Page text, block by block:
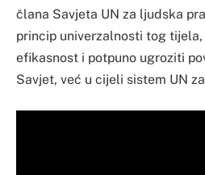
člana Savjeta UN za ljudska
princip univerzalnosti tog
efikasnost i potpuno ugroziti
Savjet, već u cijeli sistem UN